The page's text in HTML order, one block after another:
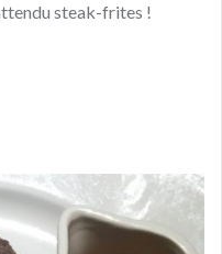
steak-frites !